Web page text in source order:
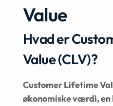
Value
Hvad er
Value (CLV)?
Customer Lifetime
økonomiske værdi, en